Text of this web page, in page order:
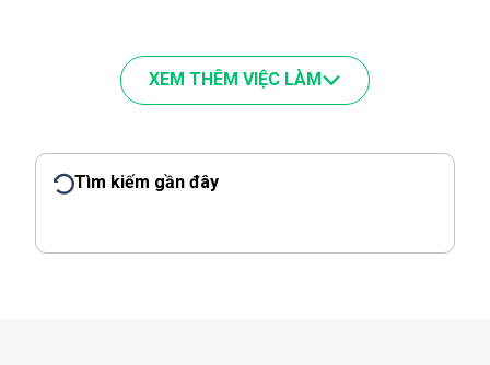
XEM THÊM VIỆC LÀM
Tìm kiếm gần đây